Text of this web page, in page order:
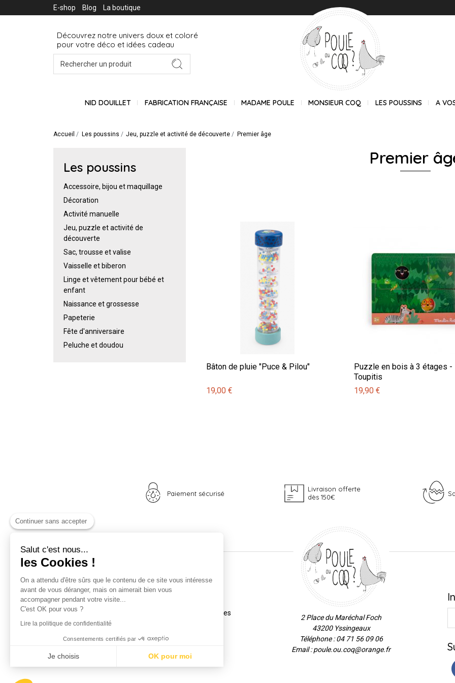
E-shop Blog La boutique
Découvrez notre univers doux et coloré
pour votre déco et idées cadeau
NID DOUILLET FABRICATION FRANÇAISE MADAME POULE MONSIEUR COQ LES POUSSINS A
Accueil Les poussins Jeu, puzzle et activité de découverte Premier âge
Les poussins
Accessoire, bijou et maquillage
Décoration
Activité manuelle
Jeu, puzzle et activité de
découverte
Sac, trousse et valise
Vaisselle et biberon
Linge et vêtement pour bébé et
enfant
Naissance et grossesse
Papeterie
Fête d'anniversaire
Peluche et doudou
Premier
Bâton de pluie "Puce & Pilou"
19,00 €
Puzzle en bois à 3 étages -
Toupitis
19,90 €
Paiement sécurisé
Livraison offerte
dès 150€
Nos univers
Nid douillet
Madame Poule
Monsieur Coq
Les poussins
Idées cadeaux
Carte cadeau
Informations
La boutique
Coordonnées et horaires
Confidentialité
2 Place du Maréchal Foch
43200 Yssingeaux
Téléphone : 04 71 56 09 06
Email : poule.ou.coq@orange.fr
Continuer sans accepter
Salut c'est nous...
les Cookies !
On a attendu d'être sûrs que le contenu de ce site vous intéresse
avant de vous déranger, mais on aimerait bien vous
accompagner pendant votre visite...
C'est OK pour vous ?
Lire la politique de confidentialité
Consentements certifiés par
Je choisis
OK pour moi